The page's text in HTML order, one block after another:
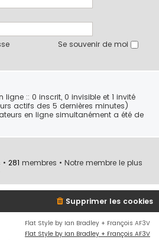
Se souvenir de moi
ligne :: 0 inscrit, 0 invisible et 1 invité
actifs des 5 dernières minutes)
en ligne simultanément a été de
281 membres • Notre membre le plus
Supprimer les cookies
Flat Style by Ian Bradley + François AF3V
Flat Style by Ian Bradley + François AF3V